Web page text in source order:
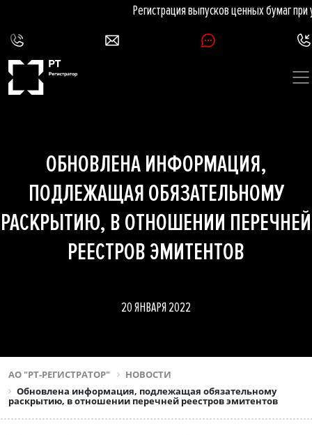
Регистрация выпусков ценных бумаг
ОБНОВЛЕНА ИНФОРМАЦИЯ,
ПОДЛЕЖАЩАЯ ОБЯЗАТЕЛЬНОМУ
РАСКРЫТИЮ, В ОТНОШЕНИИ ПЕРЕЧНЕЙ
РЕЕСТРОВ ЭМИТЕНТОВ
20 ЯНВАРЯ 2022
АО "РТ-РЕГИСТРАТОР"
НОВОСТИ
Обновлена информация, подлежащая обязательному
раскрытию, в отношении перечней реестров эмитентов